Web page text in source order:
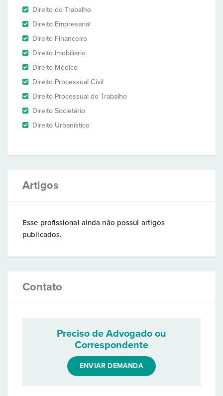
Direito do Trabalho
Direito Empresarial
Direito Financeiro
Direito Imobiliário
Direito Médico
Direito Processual Civil
Direito Processual do Trabalho
Direito Societário
Direito Urbanístico
Artigos
Esse profissional ainda não possui artigos
publicados.
Contato
Preciso de Advogado ou
Correspondente
ENVIAR DEMANDA